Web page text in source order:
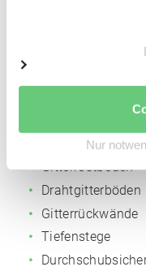
Nur
Inkl. zwei
Oberfläche
Optional
Stahlpaneele
Gitterrostböden
Drahtgitterböden
Gitterrückwände
Tiefenstege